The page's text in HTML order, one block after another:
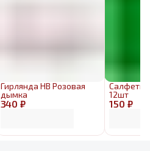
340 ₽
Гирлянда HB Розовая
дымка
150 ₽
12шт